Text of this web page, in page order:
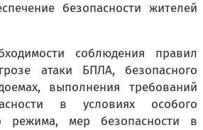
безопасности жителей
соблюдения правил
атаки БПЛА, безопасного
выполнения требований
в условиях особого
режима, мер безопасности в